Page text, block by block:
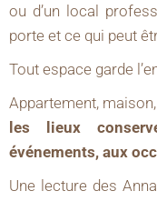
ou d’un local
porte et ce qui peut
Tout espace garde
Appartement,
les lieux
événements, aux
Une lecture des